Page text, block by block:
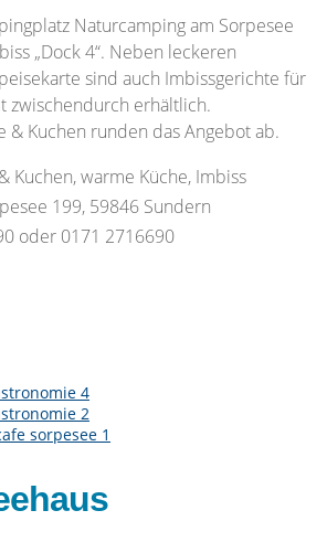
Naturcamping am Sorpesee
„Dock 4“. Neben leckeren
sind auch Imbissgerichte für
zwischendurch erhältlich.
& Kuchen runden das Angebot ab.
Kuchen, warme Küche, Imbiss
199, 59846 Sundern
oder 0171 2716690